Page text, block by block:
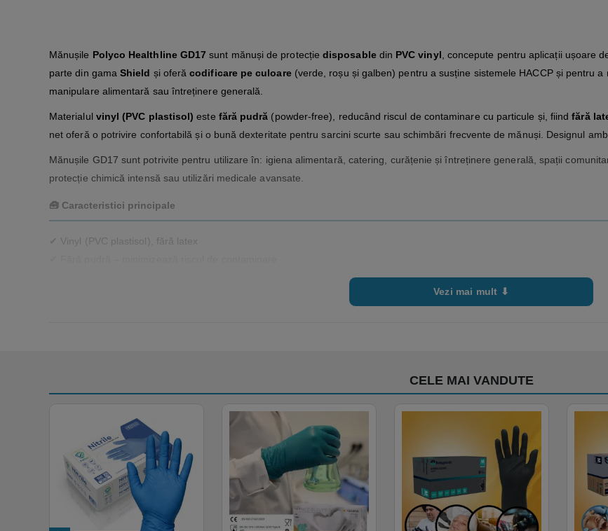
Mănușile Polyco Healthline GD17 sunt mănuși de protecțiedisposabledin PVC vinyl , concepute pentru aplicații ușoare
parte din gamaShield și oferăcodificare pe culoare(verde, roșu și galben) pentru a susține sistemele HACCP și pentru
manipulare alimentară sau întreținere generală.
Materialul vinyl (PVC plastisol) este fără pudră (powder‑free), reducând riscul de contaminare cu particule și, fiindfără
net oferă o potrivire confortabilă și o bună dexteritate pentru sarcini scurte sau schimbări frecvente de mănuși. Designul
Mănușile GD17 sunt potrivite pentru utilizare în: igiena alimentară, catering, curățenie și întreținere generală, spații
protecție chimică intensă sau utilizări medicale avansate.
🧰 Caracteristici principale
✔ Vinyl (PVC plastisol), fără latex
Vezi mai mult ⬇
CELE MAI VANDUTE